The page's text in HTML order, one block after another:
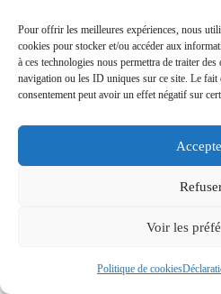
Pour offrir les meilleures expériences, nous
cookies pour stocker et/ou accéder aux
à ces technologies nous permettra de traiter
navigation ou les ID uniques sur ce site. Le fait
consentement peut avoir un effet négatif sur
Voir les
Politique de cookies
Commentaires 3 Pings
André Hoarau
25 avril
Héhé, ça nous a bien fait plai­sir
ne pas être venu le dimanche !
dame » qui t’a offert un café,
fait le meilleur jus de pomme